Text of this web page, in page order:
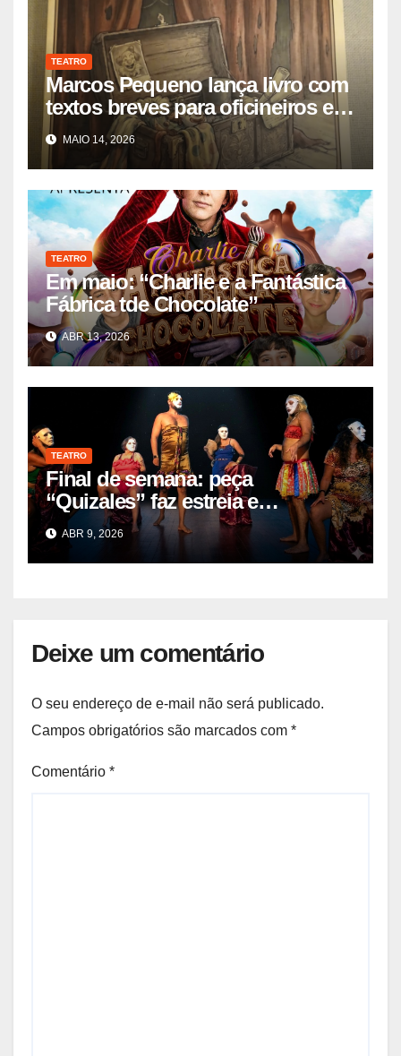
TEATRO
Marcos Pequeno lança livro com
textos breves para oficineiros e
diretores de teatro
MAIO 14, 2026
TEATRO
Em maio: “Charlie e a Fantástica
Fábrica tde Chocolate”
ABR 13, 2026
TEATRO
Final de semana: peça
“Quizales” faz estreia e
temporada no Santa Roza
ABR 9, 2026
Deixe um comentário
O seu endereço de e-mail não será publicado.
Campos obrigatórios são marcados com *
Comentário *